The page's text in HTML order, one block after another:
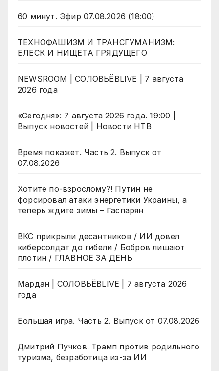
60 минут. Эфир 07.08.2026 (18:00)
ТЕХНОФАШИЗМ И ТРАНСГУМАНИЗМ:
БЛЕСК И НИЩЕТА ГРЯДУЩЕГО
NEWSROOM | СОЛОВЬЁВLIVE | 7 августа
2026 года
«Сегодня»: 7 августа 2026 года. 19:00 |
Выпуск новостей | Новости НТВ
Время покажет. Часть 2. Выпуск от
07.08.2026
Хотите по-взрослому?! Путин не
форсировал атаки энергетики Украины, а
теперь ждите зимы – Гаспарян
ВКС прикрыли десантников / ИИ довел
киберсолдат до гибели / Бобров лишают
плотин / ГЛАВНОЕ ЗА ДЕНЬ
Мардан | СОЛОВЬЁВLIVE | 7 августа 2026
года
Большая игра. Часть 2. Выпуск от 07.08.2026
Дмитрий Пучков. Трамп против родильного
туризма, безработица из-за ИИ